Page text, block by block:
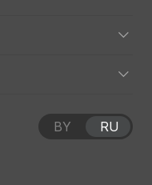
BY RU